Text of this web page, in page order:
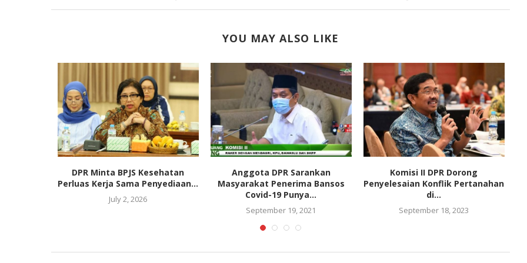
YOU MAY ALSO LIKE
DPR Minta BPJS Kesehatan
Perluas Kerja Sama Penyediaan...
July 2, 2026
Anggota DPR Sarankan
Masyarakat Penerima Bansos
Covid-19 Punya...
September 19, 2021
Komisi II DPR Dorong
Penyelesaian Konflik Pertanahan
di...
September 18, 2023